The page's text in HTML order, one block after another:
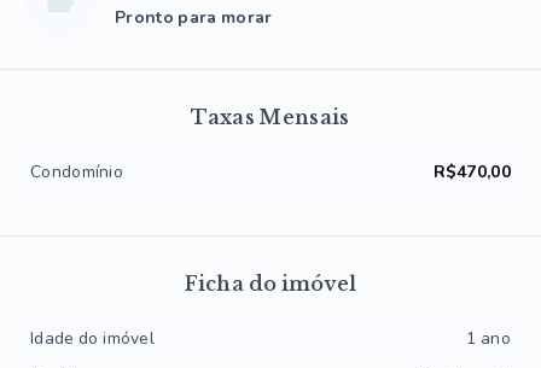
Pronto para morar
Taxas Mensais
Condomínio R$470,00
Ficha do imóvel
Idade do imóvel
1 ano